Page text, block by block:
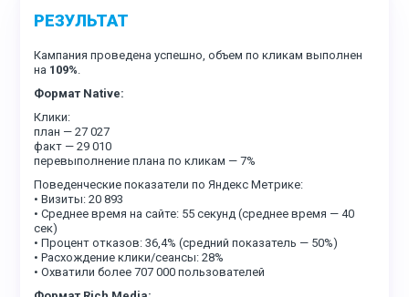
РЕЗУЛЬТАТ
Кампания проведена успешно, объем по кликам выполнен
на 109%.
Формат Native:
Клики:
план — 27 027
факт — 29 010
перевыполнение плана по кликам — 7%
Поведенческие показатели по Яндекс Метрике:
• Визиты: 20 893
• Среднее время на сайте: 55 секунд (среднее время — 40
сек)
• Процент отказов: 36,4% (средний показатель — 50%)
• Расхождение клики/сеансы: 28%
• Охватили более 707 000 пользователей